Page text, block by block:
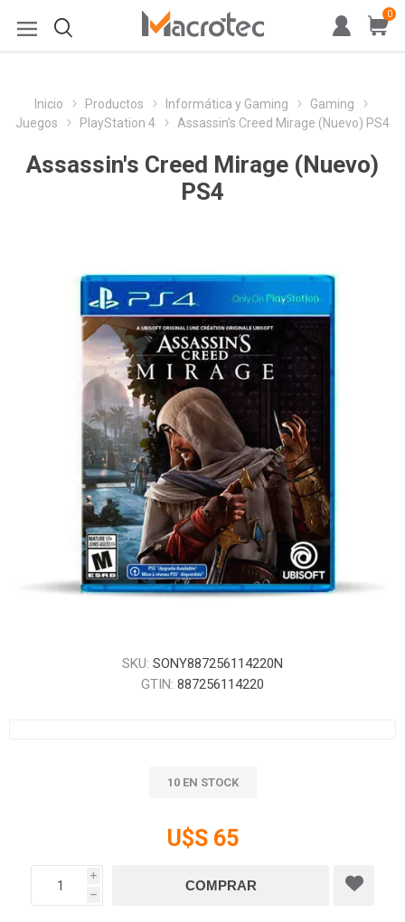
0
Inicio Productos Informática y Gaming
Gaming
Juegos
PlayStation 4 Assassin's Creed Mirage (Nuevo) PS4
Assassin's Creed Mirage (Nuevo)
PS4
SKU: SONY887256114220N
GTIN: 887256114220
10 EN STOCK
U$S 65
i
h